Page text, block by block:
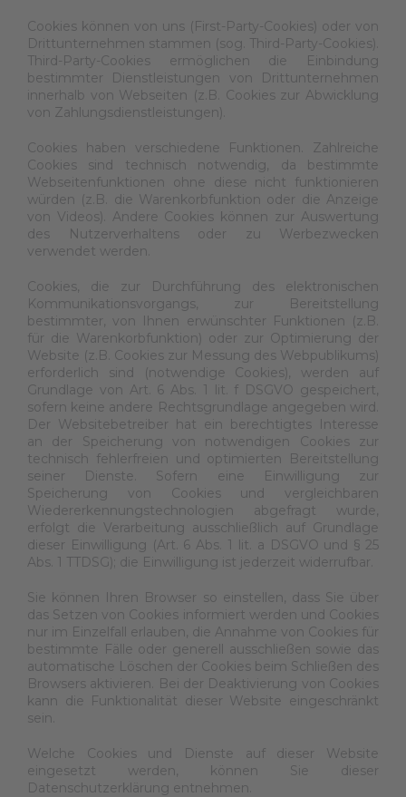
Cookies können von uns (First-Party-Cookies) oder von
Drittunternehmen stammen (sog. Third-Party-Cookies).
Third-Party-Cookies ermöglichen die Einbindung
bestimmter Dienstleistungen von Drittunternehmen
innerhalb von Webseiten (z.B. Cookies zur Abwicklung
von Zahlungsdienstleistungen).
Cookies haben verschiedene Funktionen. Zahlreiche
Cookies sind technisch notwendig, da bestimmte
Webseitenfunktionen ohne diese nicht funktionieren
würden (z.B. die Warenkorbfunktion oder die Anzeige
von Videos). Andere Cookies können zur Auswertung
des Nutzerverhaltens oder zu Werbezwecken
verwendet werden.
Cookies, die zur Durchführung des elektronischen
Kommunikationsvorgangs, zur Bereitstellung
bestimmter, von Ihnen erwünschter Funktionen (z.B.
für die Warenkorbfunktion) oder zur Optimierung der
Website (z.B. Cookies zur Messung des Webpublikums)
erforderlich sind (notwendige Cookies), werden auf
Grundlage von Art. 6 Abs. 1 lit. f DSGVO gespeichert,
sofern keine andere Rechtsgrundlage angegeben wird.
Der Websitebetreiber hat ein berechtigtes Interesse
an der Speicherung von notwendigen Cookies zur
technisch fehlerfreien und optimierten Bereitstellung
seiner Dienste. Sofern eine Einwilligung zur
Speicherung von Cookies und vergleichbaren
Wiedererkennungstechnologien abgefragt wurde,
erfolgt die Verarbeitung ausschließlich auf Grundlage
dieser Einwilligung (Art. 6 Abs. 1 lit. a DSGVO und § 25
Abs. 1 TTDSG); die Einwilligung ist jederzeit widerrufbar.
Sie können Ihren Browser so einstellen, dass Sie über
das Setzen von Cookies informiert werden und Cookies
nur im Einzelfall erlauben, die Annahme von Cookies für
bestimmte Fälle oder generell ausschließen sowie das
automatische Löschen der Cookies beim Schließen des
Browsers aktivieren. Bei der Deaktivierung von Cookies
kann die Funktionalität dieser Website eingeschränkt
sein.
Welche Cookies und Dienste auf dieser Website
eingesetzt werden, können Sie dieser
Datenschutzerklärung entnehmen.